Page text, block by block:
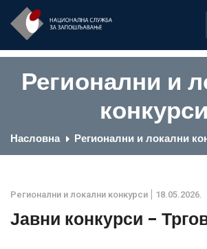
Регионални и
конкурси
Насловна Регионални и локални
Регионални и локални конкурси 18.05.2026.
Јавни конкурси -